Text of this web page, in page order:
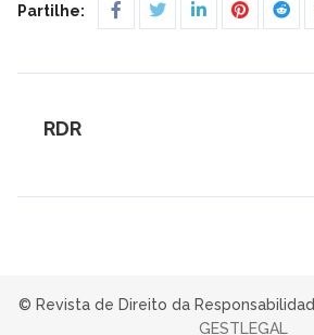
Partilhe:
RDR
© Revista de Direito da
GESTLEGAL